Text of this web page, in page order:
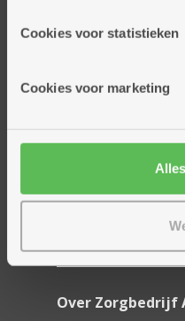
partners kunnen deze
Cookies voor statistieken
Cookies voor marketing
Thuisdiensten
Assistentiewoningen
Mijn Zorgbedrijf
Onze innovaties
Over Zorgbedrijf